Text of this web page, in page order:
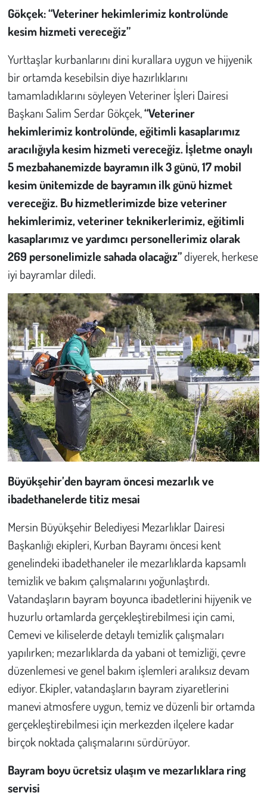
Gökçek: “Veteriner hekimlerimiz kontrolünde
kesim hizmeti vereceğiz”
Yurttaşlar kurbanlarını dini kurallara uygun ve hijyenik
bir ortamda kesebilsin diye hazırlıklarını
tamamladıklarını söyleyen Veteriner İşleri Dairesi
Başkanı Salim Serdar Gökçek,“Veteriner
hekimlerimiz kontrolünde, eğitimli kasaplarımız
aracılığıyla kesim hizmeti vereceğiz. İşletme onaylı
5 mezbahanemizde bayramın ilk 3 günü, 17 mobil
kesim ünitemizde de bayramın ilk günü hizmet
vereceğiz. Bu hizmetlerimizde bize veteriner
hekimlerimiz, veteriner teknikerlerimiz, eğitimli
kasaplarımız ve yardımcı personellerimiz olarak
269 personelimizle sahada olacağız”diyerek, herkese
iyi bayramlar diledi.
Büyükşehir’den bayram öncesi mezarlık ve
ibadethanelerde titiz mesai
Mersin Büyükşehir Belediyesi Mezarlıklar Dairesi
Başkanlığı ekipleri, Kurban Bayramı öncesi kent
genelindeki ibadethaneler ile mezarlıklarda kapsamlı
temizlik ve bakım çalışmalarını yoğunlaştırdı.
Vatandaşların bayram boyunca ibadetlerini hijyenik ve
huzurlu ortamlarda gerçekleştirebilmesi için cami,
Cemevi ve kiliselerde detaylı temizlik çalışmaları
yapılırken; mezarlıklarda da yabani ot temizliği, çevre
düzenlemesi ve genel bakım işlemleri aralıksız devam
ediyor. Ekipler, vatandaşların bayram ziyaretlerini
manevi atmosfere uygun, temiz ve düzenli bir ortamda
gerçekleştirebilmesi için merkezden ilçelere kadar
birçok noktada çalışmalarını sürdürüyor.
Bayram boyu ücretsiz ulaşım ve mezarlıklara ring
servisi